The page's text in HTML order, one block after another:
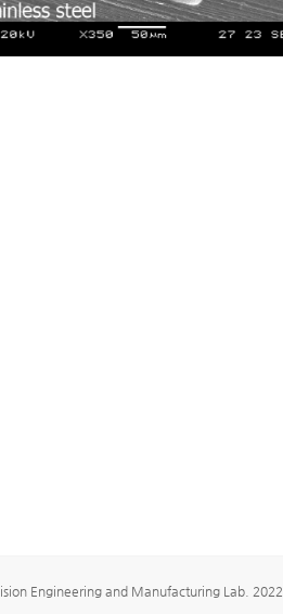
Engineering and Manufacturing Lab. 2022